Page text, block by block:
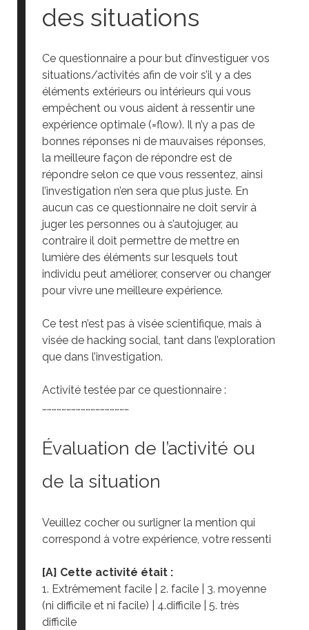
des situations
Ce questionnaire a pour but d’investiguer vos
situations/activités afin de voir s’il y a des
éléments extérieurs ou intérieurs qui vous
empêchent ou vous aident à ressentir une
expérience optimale (=flow). Il n’y a pas de
bonnes réponses ni de mauvaises réponses,
la meilleure façon de répondre est de
répondre selon ce que vous ressentez, ainsi
l’investigation n’en sera que plus juste. En
aucun cas ce questionnaire ne doit servir à
juger les personnes ou à s’autojuger, au
contraire il doit permettre de mettre en
lumière des éléments sur lesquels tout
individu peut améliorer, conserver ou changer
pour vivre une meilleure expérience.
Ce test n’est pas à visée scientifique, mais à
visée de hacking social, tant dans l’exploration
que dans l’investigation.
Activité testée par ce questionnaire :
………………………………………………
Évaluation de l’activité ou
de la situation
Veuillez cocher ou surligner la mention qui
correspond à votre expérience, votre ressenti
[A] Cette activité était :
1. Extrêmement facile | 2. facile | 3. moyenne
(ni difficile et ni facile) | 4.difficile | 5. très
difficile